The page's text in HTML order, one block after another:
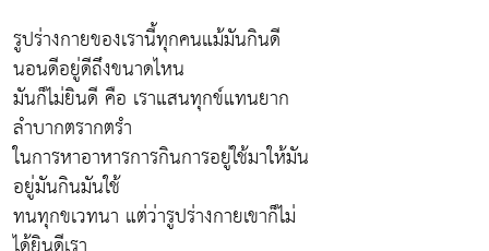
รูปร่างกายของเรานี้ทุกคนแม้มันกินดี
นอนดีอยู่ดีถึงขนาดไหน
มันก็ไม่ยินดี คือ เราแสนทุกข์แทนยาก
ลำบากตรากตรำ
ในการหาอาหารการกินการอยู่ใช้มาให้มัน
อยู่มันกินมันใช้
ทนทุกขเวทนา แต่ว่ารูปร่างกายเขาก็ไม่